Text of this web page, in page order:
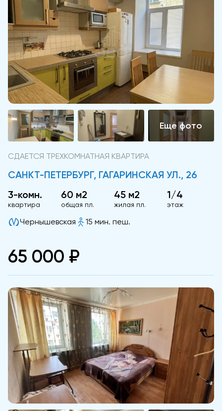
СДАЕТСЯ ТРЕХКОМНАТНАЯ КВАРТИРА
САНКТ-ПЕТЕРБУРГ, ГАГАРИНСКАЯ УЛ., 26
3-комн.
квартира
60 м2
общая пл.
45 м2
жилая пл.
1/4
этаж
Чернышевская 15 мин. пеш.
65 000 ₽